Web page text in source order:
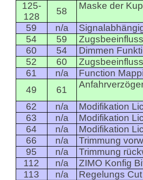
125-
128
58
Maske der
59 n/a
54
59
60
54
Dimmen
52
60
61
n/a
Function
49
61
62 n/a
Modifikation
63
n/a
Modifikation
64
n/a
Modifikation
66
n/a
Trimmung
95
n/a
Trimmung
112
n/a
ZIMO Konfig
113
n/a
Regelungs